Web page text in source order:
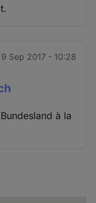
9 Sep 2017 - 10:28
à la